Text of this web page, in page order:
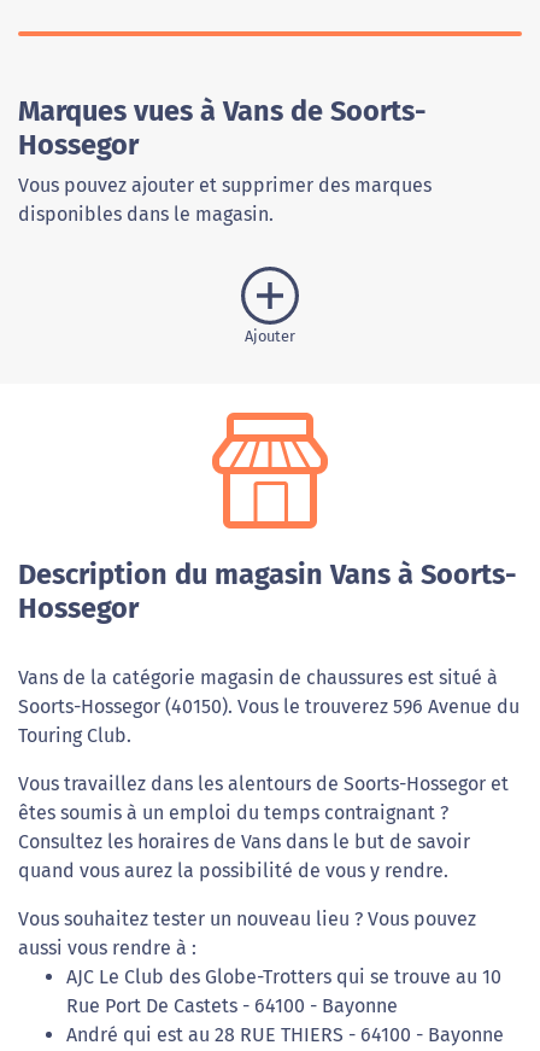
Marques vues à Vans de Soorts-
Hossegor
Vous pouvez ajouter et supprimer des marques
disponibles dans le magasin.
Ajouter
Description du magasin Vans à Soorts-
Hossegor
Vans de la catégorie magasin de chaussures est situé à
Soorts-Hossegor (40150). Vous le trouverez 596 Avenue du
Touring Club.
Vous travaillez dans les alentours de Soorts-Hossegor et
êtes soumis à un emploi du temps contraignant ?
Consultez les horaires de Vans dans le but de savoir
quand vous aurez la possibilité de vous y rendre.
Vous souhaitez tester un nouveau lieu ? Vous pouvez
aussi vous rendre à :
AJC Le Club des Globe-Trotters qui se trouve au 10
Rue Port De Castets - 64100 - Bayonne
André qui est au 28 RUE THIERS - 64100 - Bayonne